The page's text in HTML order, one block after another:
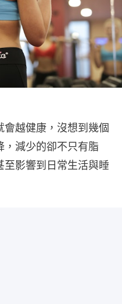
越健康，沒想到幾個
，減少的卻不只有脂
至影響到日常生活與睡